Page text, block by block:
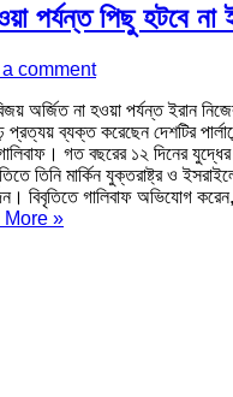
পর্যন্ত পিছু হটবে না
comment
অর্জিত না হওয়া পর্যন্ত ইরান
ব্যক্ত করেছেন দেশটির
গত বছরের ১২ দিনের যুদ্ধের
তিনি মার্কিন যুক্তরাষ্ট্র ও
বিবৃতিতে গালিবাফ অভিযোগ
More »